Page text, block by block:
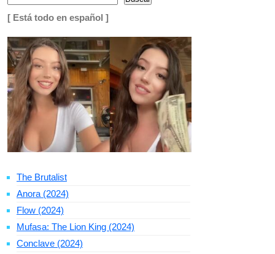
[ Está todo en español ]
The Brutalist
Anora (2024)
Flow (2024)
Mufasa: The Lion King (2024)
Conclave (2024)